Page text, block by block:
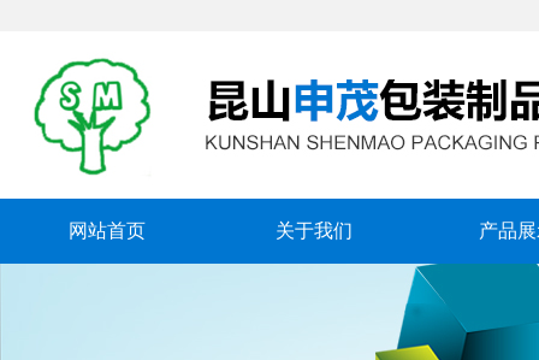
网站首页 关于我们 产品